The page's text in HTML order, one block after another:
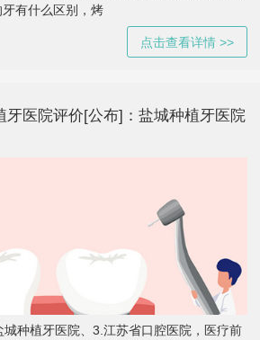
有什么区别，烤
点击查看详情 >>
牙医院评价[公布]：盐城种植牙医院
种植牙医院、3.江苏省口腔医院，医疗前